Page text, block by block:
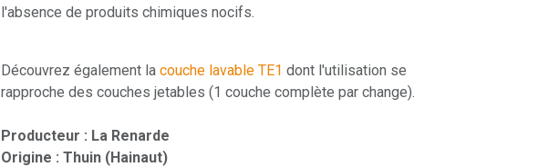
l'absence de produits chimiques nocifs.
Découvrez également la couche lavable TE1 dont l'utilisation se
rapproche des couches jetables (1 couche complète par change).
Producteur : La Renarde
Origine : Thuin (Hainaut)